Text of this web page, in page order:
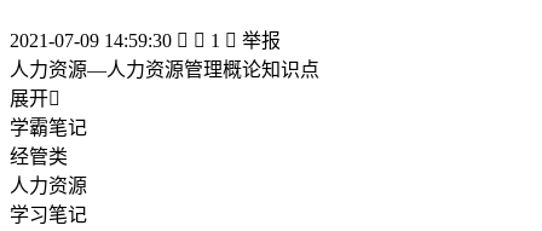
2021-07-09 14:59:30   1  举报
人力资源—人力资源管理概论知识点
展开
学霸笔记
经管类
人力资源
学习笔记